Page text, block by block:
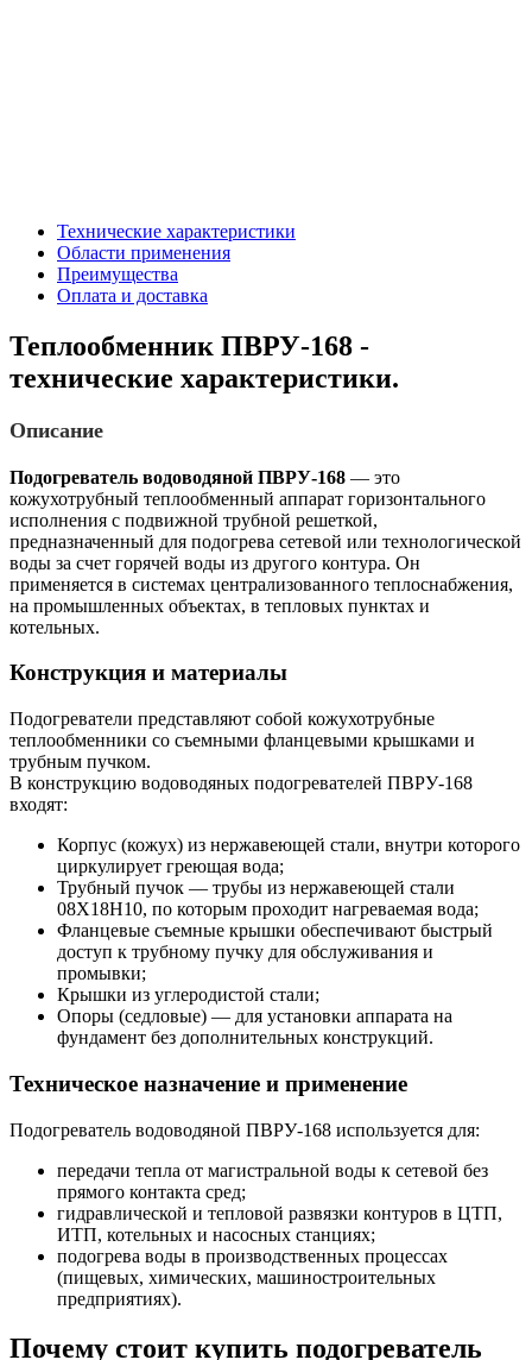
Технические характеристики
Области применения
Преимущества
Оплата и доставка
Теплообменник ПВРУ-168 -
технические характеристики.
Описание
Подогреватель водоводяной ПВРУ-168 — это
кожухотрубный теплообменный аппарат горизонтального
исполнения с подвижной трубной решеткой,
предназначенный для подогрева сетевой или технологической
воды за счет горячей воды из другого контура. Он
применяется в системах централизованного теплоснабжения,
на промышленных объектах, в тепловых пунктах и
котельных.
Конструкция и материалы
Подогреватели представляют собой кожухотрубные
теплообменники со съемными фланцевыми крышками и
трубным пучком.
В конструкцию водоводяных подогревателей ПВРУ-168
входят:
Корпус (кожух) из нержавеющей стали, внутри которого
циркулирует греющая вода;
Трубный пучок — трубы из нержавеющей стали
08Х18Н10, по которым проходит нагреваемая вода;
Фланцевые съемные крышки обеспечивают быстрый
доступ к трубному пучку для обслуживания и
промывки;
Крышки из углеродистой стали;
Опоры (седловые) — для установки аппарата на
фундамент без дополнительных конструкций.
Техническое назначение и применение
Подогреватель водоводяной ПВРУ-168 используется для:
передачи тепла от магистральной воды к сетевой без
прямого контакта сред;
гидравлической и тепловой развязки контуров в ЦТП,
ИТП, котельных и насосных станциях;
подогрева воды в производственных процессах
(пищевых, химических, машиностроительных
предприятиях).
Почему стоит купить подогреватель